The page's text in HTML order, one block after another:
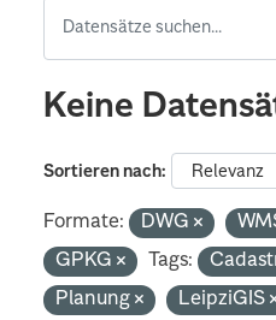
Keine
Sortieren nach
Formate: DWG
GPKG
Tags:
Planung
LeipziGIS